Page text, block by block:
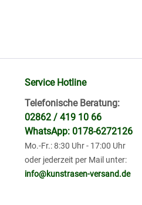
Service Hotline
Telefonische Beratung:
02862 / 419 10 66
WhatsApp: 0178-6272126
Mo.-Fr.: 8:30 Uhr - 17:00 Uhr
oder jederzeit per Mail unter:
info@kunstrasen-versand.de